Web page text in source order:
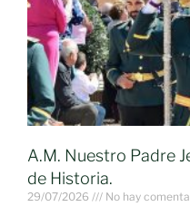
A.M. Nuestro Padre
de Historia.
29/07/2026 No hay